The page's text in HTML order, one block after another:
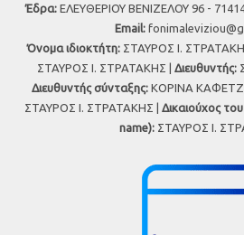
Έδρα: ΕΛΕΥΘΕΡΙΟΥ ΒΕΝΙΖΕΛΟΥ 96 -
Εmail:
Όνομα ιδιοκτήτη: ΣΤΑΥΡΟΣ Ι.
ΣΤΑΥΡΟΣ Ι. ΣΤΡΑΤΑΚΗΣ | Διευθυντής:
Διευθυντής σύνταξης:ΚΟΡΙΝΑ
ΣΤΑΥΡΟΣ Ι. ΣΤΡΑΤΑΚΗΣ | Δικαιούχος
name):ΣΤΑΥΡΟΣ Ι.